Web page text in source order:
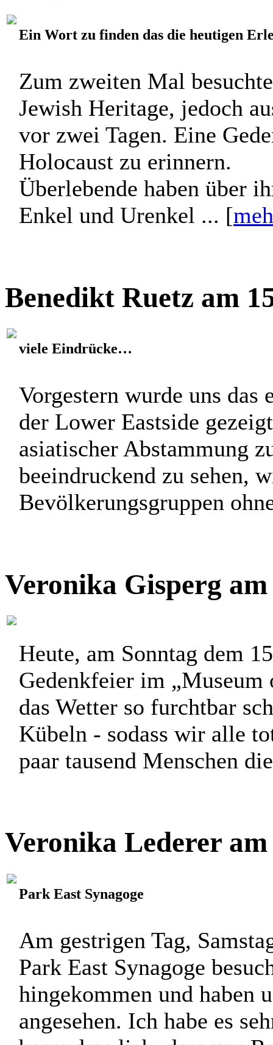
Ein Wort zu finden das die heutigen
Zum zweiten Mal
Jewish Heritage, jedoch
vor zwei Tagen. Eine
Holocaust zu erinnern.
Überlebende haben über
Enkel und Urenkel ... [
Benedikt Ruetz am
viele Eindrücke…
Vorgestern wurde uns
der Lower Eastside
asiatischer Abstammung
beeindruckend zu sehen,
Bevölkerungsgruppen
Veronika Gisperg
Heute, am Sonntag dem
Gedenkfeier im
das Wetter so furchtbar
Kübeln - sodass wir alle
paar tausend Menschen
Veronika Lederer
Park East Synagoge
Am gestrigen Tag,
Park East Synagoge
hingekommen und haben
angesehen. Ich habe es